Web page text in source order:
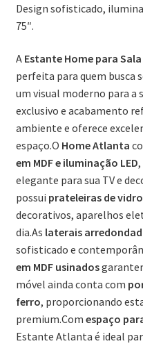
Design sofisticado,
75″.
A Estante Home para
perfeita para quem busca
um visual moderno para a
exclusivo e acabamento
ambiente e oferece
espaço.O Home Atlanta
em MDF e iluminação LED
elegante para sua TV e
possui prateleiras de vidro
decorativos, aparelhos
dia.As laterais
sofisticado e
em MDF usinados
móvel ainda conta com
ferro, proporcionando
premium.Com espaço
Estante Atlanta é ideal